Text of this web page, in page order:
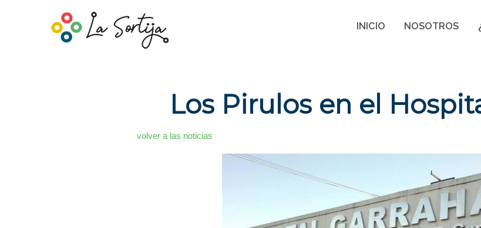
INICIO NOSOTROS
Los Pirulos en el
volver a las noticias